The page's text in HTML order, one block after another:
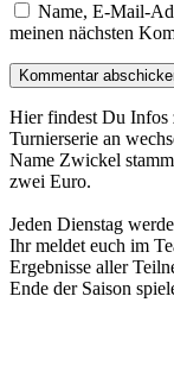
Name, E-Mail-
meinen nächsten
Hier findest Du Infos
Turnierserie an
Name Zwickel
zwei Euro.
Jeden Dienstag
Ihr meldet euch im
Ergebnisse aller
Ende der Saison